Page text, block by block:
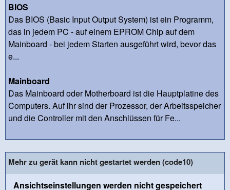
BIOS
Das BIOS (Basic Input Output System) ist ein Programm,
das in jedem PC - auf einem EPROM Chip auf dem
Mainboard - bei jedem Starten ausgeführt wird, bevor das
e...
Mainboard
Das Mainboard oder Motherboard ist die Hauptplatine des
Computers. Auf ihr sind der Prozessor, der Arbeitsspeicher
und die Controller mit den Anschlüssen für Fe...
Mehr zu gerät kann nicht gestartet werden (code10)
Ansichtseinstellungen werden nicht gespeichert